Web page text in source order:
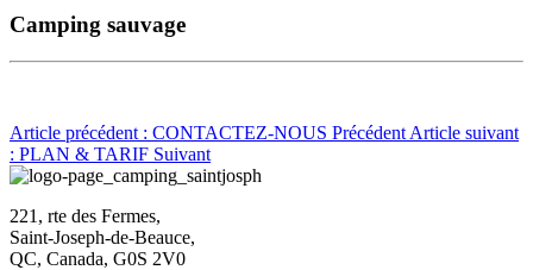
Camping sauvage
Article précédent : CONTACTEZ-NOUS Précédent Article suivant
: PLAN & TARIF Suivant
221, rte des Fermes,
Saint-Joseph-de-Beauce,
QC, Canada, G0S 2V0